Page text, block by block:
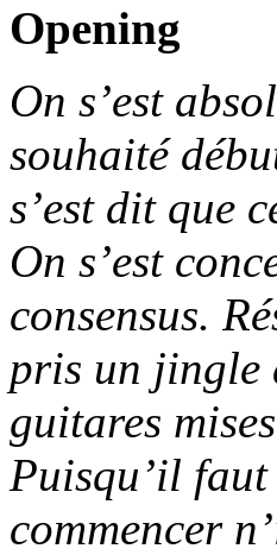
Opening
On s’est
souhaité
s’est dit que
On s’est
consensus.
pris un jingle
guitares
Puisqu’il
commencer